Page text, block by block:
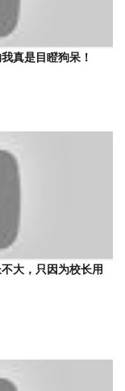
真是目瞪狗呆！
大，只因为校长用